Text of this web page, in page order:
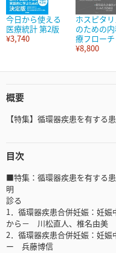
今日から使える
医療統計 第2版
¥3,740
ホスピタ
のための
療フロー
¥8,800
概要
【特集】循環器疾患を有する
目次
■特集：循環器疾患を有す
明
診る
1．循環器疾患合併妊娠：妊
から－ 川松直人、椎名由美
2．循環器疾患合併妊娠：妊
ー 兵藤博信